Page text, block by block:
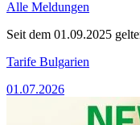
Alle Meldungen
Seit dem 01.09.2025
Tarife Bulgarien
01.07.2026